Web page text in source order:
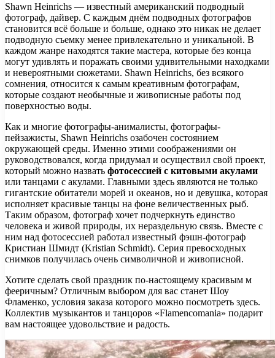
Shawn Heinrichs — известный американский подводный
фотограф, дайвер. С каждым днём подводных фотографов
становится всё больше и больше, однако это никак не делает
подводную съемку менее привлекательно и уникальной. В
каждом жанре находятся такие мастера, которые без конца
могут удивлять и поражать своими удивительными находками
и невероятными сюжетами. Shawn Heinrichs, без всякого
сомнения, относится к самым креативным фотографам,
которые создают необычные и живописные работы под
поверхностью воды.
Как и многие фотографы-анималисты, фотографы-
пейзажисты, Shawn Heinrichs озабочен состоянием
окружающей среды. Именно этими соображениями он
руководствовался, когда придумал и осуществил свой проект,
который можно назвать фотосессией с китовыми акулами
или танцами с акулами. Главными здесь являются не только
гигантские обитатели морей и океанов, но и девушка, которая
исполняет красивые танцы на фоне величественных рыб.
Таким образом, фотограф хочет подчеркнуть единство
человека и живой природы, их нераздельную связь. Вместе с
ним над фотосессией работал известный фэшн-фотограф
Кристиан Шмидт (Kristian Schmidt). Серия превосходных
снимков получилась очень символичной и живописной.
Хотите сделать свой праздник по-настоящему красивым м
фееричным? Отличным выбором для вас станет Шоу
Фламенко, условия заказа которого можно посмотреть здесь.
Коллектив музыкантов и танцоров «Flamencomania» подарит
вам настоящее удовольствие и радость.